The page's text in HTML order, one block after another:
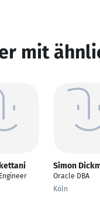
mit
Simon
Oracle DBA
Köln